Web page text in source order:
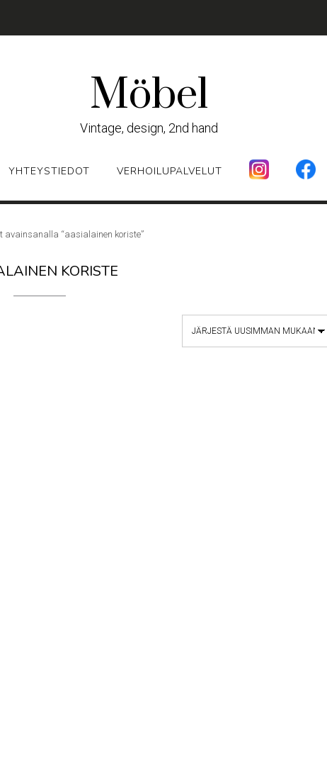
Möbel
Vintage, design, 2nd hand
YHTEYSTIEDOT VERHOILUPALVELUT
avainsanalla “aasialainen koriste”
KORISTE